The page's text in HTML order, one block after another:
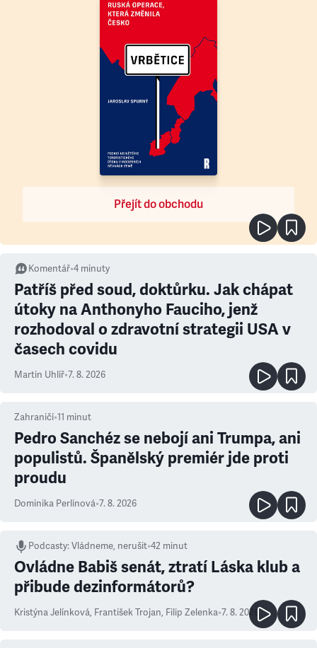
Přejít do obchodu
Komentář•4 minuty
Patříš před soud, doktůrku. Jak chápat
útoky na Anthonyho Fauciho, jenž
rozhodoval o zdravotní strategii USA v
časech covidu
Martin Uhlíř•7. 8. 2026
Zahraničí•11 minut
Pedro Sanchéz se nebojí ani Trumpa, ani
populistů. Španělský premiér jde proti
proudu
Dominika Perlínová•7. 8. 2026
Podcasty:Vládneme, nerušit•42 minut
Ovládne Babiš senát, ztratí Láska klub a
přibude dezinformátorů?
Kristýna Jelínková, František Trojan, Filip Zelenka•7. 8. 2026